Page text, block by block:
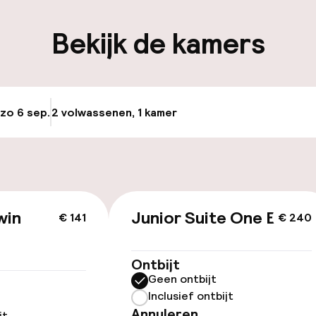
Spa
Bekijk de kamers
6 sep.2 volwassenen, 1 kamer
€ 141 € 240
Junior Suite One Bed
Ontbijt
Geen ontbijt
Inclusief ontbijt